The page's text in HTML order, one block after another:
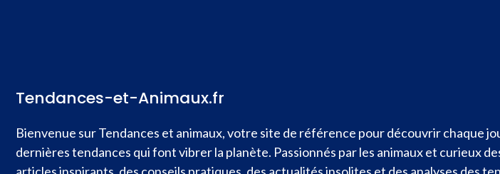
Tendances-et-Animaux.fr
Bienvenue sur Tendances et animaux, votre site de référence pour découvrir chaque
dernières tendances qui font vibrer la planète. Passionnés par les animaux et curieux